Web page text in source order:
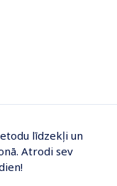
līdzekļi un
Atrodi sev